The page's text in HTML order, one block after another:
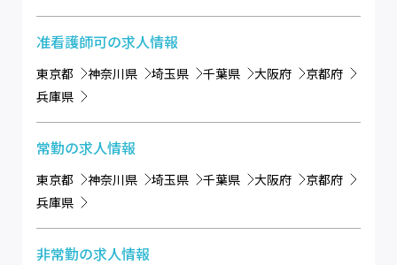
准看護師可の求人情報
東京都 神奈川県 埼玉県 千葉県 大阪府
京都府
兵庫県
常勤の求人情報
東京都 神奈川県 埼玉県 千葉県 大阪府
京都府
兵庫県
非常勤の求人情報